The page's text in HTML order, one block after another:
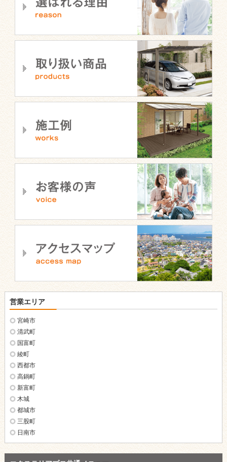
営業エリア
宮崎市
清武町
国富町
綾町
西都市
高鍋町
新富町
木城
都城市
三股町
日南市